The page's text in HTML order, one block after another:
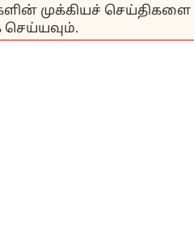
முக்கியச் செய்திகளை
செய்யவும்.